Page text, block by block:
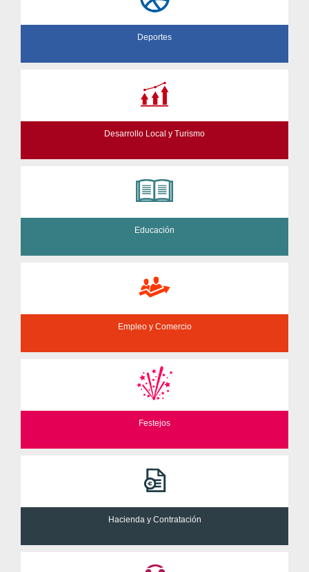
Deportes
Desarrollo Local y Turismo
Educación
Empleo y Comercio
Festejos
Hacienda y Contratación